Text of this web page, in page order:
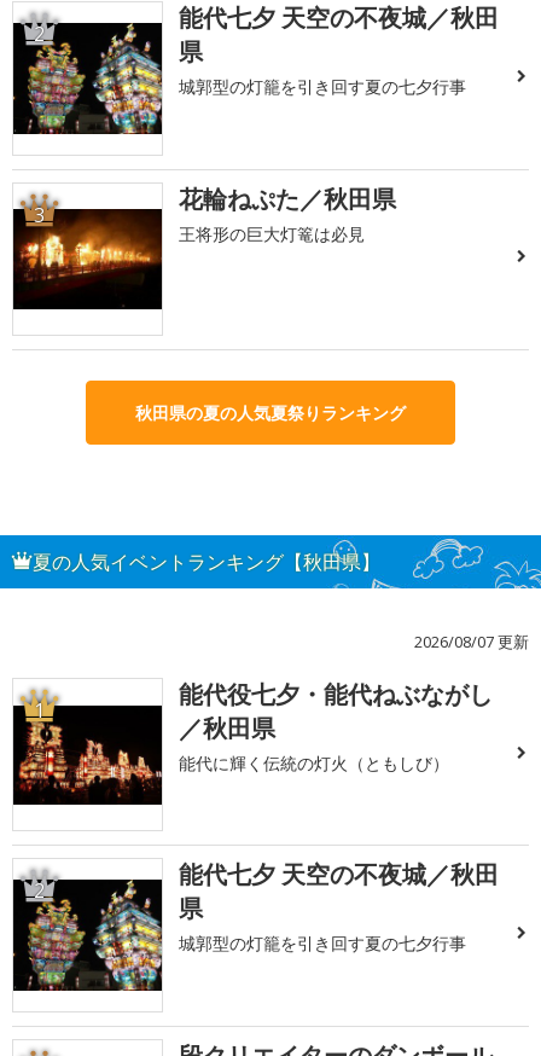
2
能代七夕 天空の不夜城／秋田
県
城郭型の灯籠を引き回す夏の七夕行事
3 花輪ねぷた／秋田県
王将形の巨大灯篭は必見
秋田県の夏の人気夏祭りランキング
夏の人気イベントランキング【秋田県】
2026/08/07 更新
1
能代役七夕・能代ねぶながし
／秋田県
能代に輝く伝統の灯火（ともしび）
2
能代七夕 天空の不夜城／秋田
県
城郭型の灯籠を引き回す夏の七夕行事